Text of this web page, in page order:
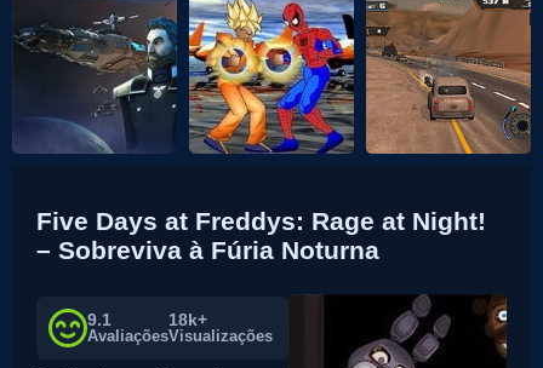
Five Days at Freddys: Rage at Night!
– Sobreviva à Fúria Noturna
9.1
Avaliações
18k+
Visualizações